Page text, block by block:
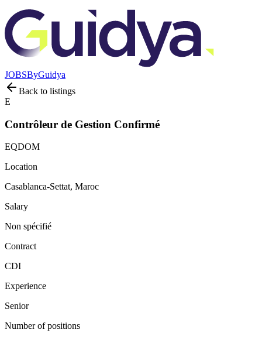
JOBSByGuidya
Back to listings
E
Contrôleur de Gestion Confirmé
EQDOM
Location
Casablanca-Settat, Maroc
Salary
Non spécifié
Contract
CDI
Experience
Senior
Number of positions